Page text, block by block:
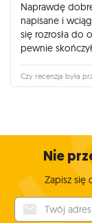
Naprawdę
napisane i
się rozrosła do
pewnie
Czy recenzja była
Nie
Zapisz się